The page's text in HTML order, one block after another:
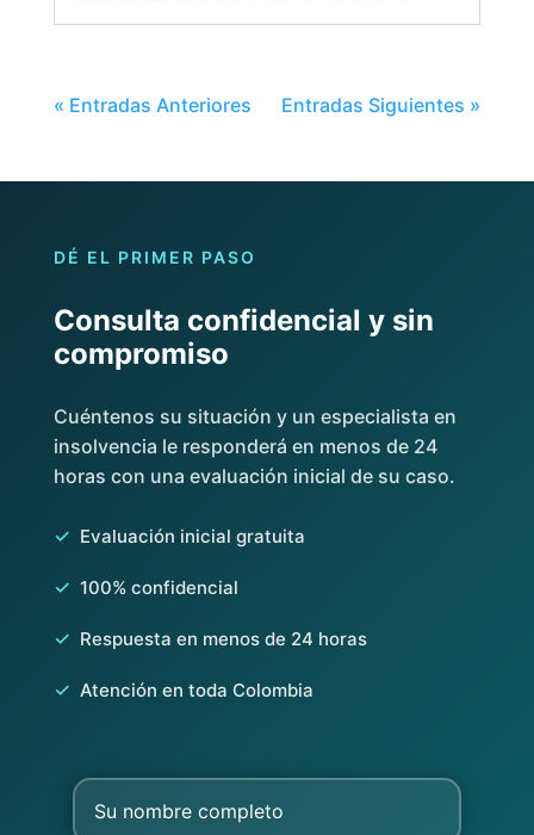
« Entradas Anteriores Entradas Siguientes »
DÉ EL PRIMER PASO
Consulta confidencial y sin
compromiso
Cuéntenos su situación y un especialista en
insolvencia le responderá en menos de 24
horas con una evaluación inicial de su caso.
✓ Evaluación inicial gratuita
✓ 100% confidencial
✓ Respuesta en menos de 24 horas
✓ Atención en toda Colombia